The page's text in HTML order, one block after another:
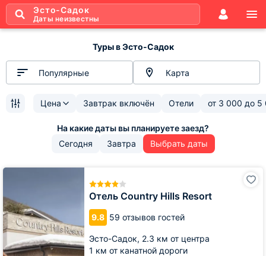
Эсто-Садок
Даты неизвестны
Туры в Эсто-Садок
Популярные Карта
Цена Завтрак включён Отели от 3 000 до 5
Сегодня Завтра Выбрать даты
Отель Country Hills Resort
9.8 59 отзывов гостей
Эсто-Садок, 2.3 км от центра
1 км от канатной дороги
Отель
Resort